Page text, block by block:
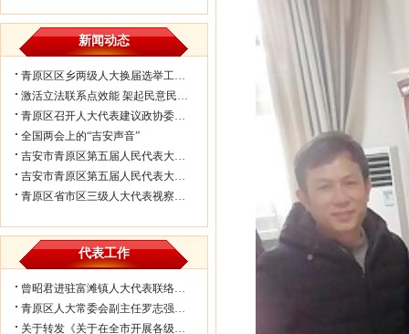
新闻动态
青原区区乡两级人大换届选举工作会议...
激活立法联系点效能 架起民意民生连...
青原区召开人大代表建议政协委员提案...
全国两会上的“吉安声音”
吉安市青原区第五届人民代表大会第七...
吉安市青原区第五届人民代表大会第七...
青原区省市区三级人大代表视察民生实...
代表工作
曾昭君进驻富滩镇人大代表联络工作站...
青原区人大常委会副主任罗志强带队赴...
关于转发《关于在全市开展各级人大代...